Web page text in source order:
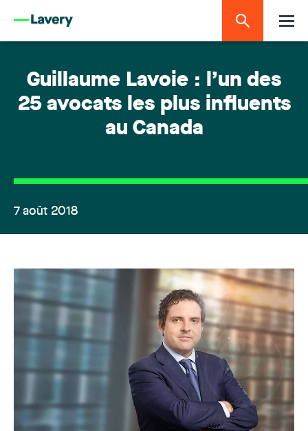
Guillaume Lavoie : l’un des
25 avocats les plus influents
au Canada
7 août 2018